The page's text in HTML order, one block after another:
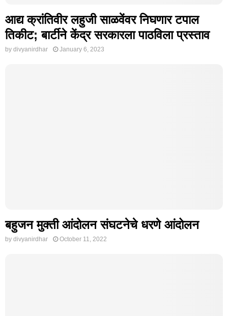
आद्य क्रांतिवीर लहुजी साळवेंवर निघणार टपाल
तिकीट; बार्टीने केंद्र सरकारला पाठविला प्रस्ताव
by divyanirdhar January 6, 2023
बहुजन मुक्ती आंदोलन संघटनेचे धरणे आंदोलन
by divyanirdhar October 11, 2022